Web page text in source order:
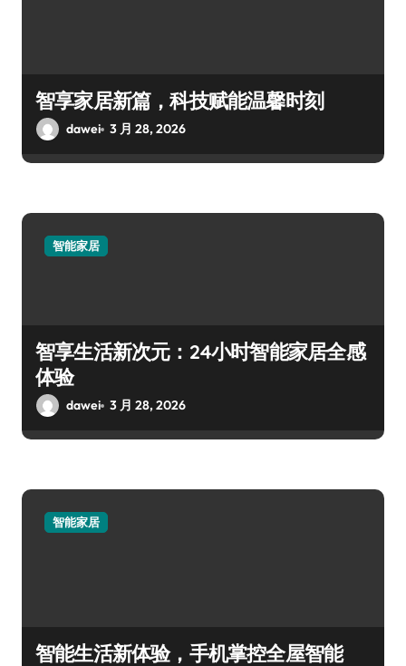
智享家居新篇，科技赋能温馨时刻
dawei 3 月 28, 2026
智能家居
智享生活新次元：24小时智能家居全感
体验
dawei 3 月 28, 2026
智能家居
智能生活新体验，手机掌控全屋智能